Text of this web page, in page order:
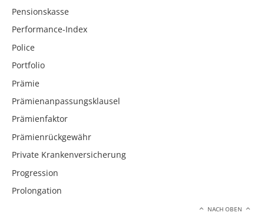
Pensionskasse
Performance-Index
Police
Portfolio
Prämie
Prämienanpassungsklausel
Prämienfaktor
Prämienrückgewähr
Private Krankenversicherung
Progression
Prolongation
NACH OBEN